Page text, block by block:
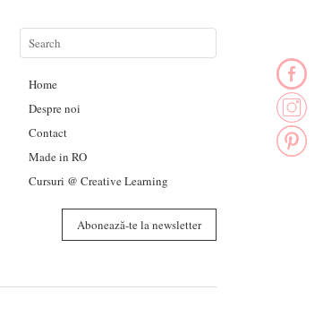
Home
Despre noi
Contact
Made in RO
Cursuri @ Creative Learning
Abonează-te la newsletter